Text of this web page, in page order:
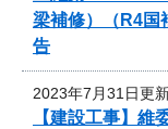
梁補修）（R4国
告
2023年7月31日更
【建設工事】